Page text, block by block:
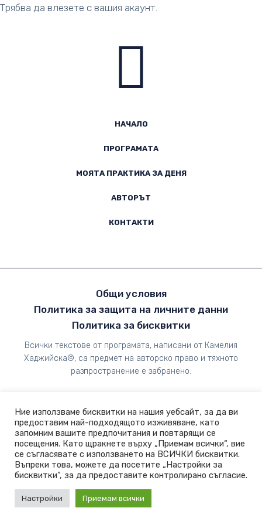
Трябва да влезете с вашия акаунт.
НАЧАЛО
ПРОГРАМАТА
МОЯТА ПРАКТИКА ЗА ДЕНЯ
АВТОРЪТ
КОНТАКТИ
Общи условия
Политика за защита на личните данни
Политика за бисквитки
Всички текстове от програмата, написани от Камелия
Хаджийска©, са предмет на авторско право и тяхното
разпространение е забранено.
Ние използваме бисквитки на нашия уебсайт, за да ви
предоставим най-подходящото изживяване, като
запомним вашите предпочитания и повтарящи се
посещения. Като щракнете върху „Приемам всички“, вие
се съгласявате с използването на ВСИЧКИ бисквитки.
Въпреки това, можете да посетите „Настройки за
бисквитки“, за да предоставите контролирано съгласие.
Настройки Приемам всички